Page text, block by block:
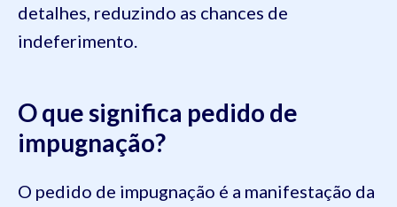
detalhes, reduzindo as chances de
indeferimento.
O que significa pedido de
impugnação?
O pedido de impugnação é a manifestação da